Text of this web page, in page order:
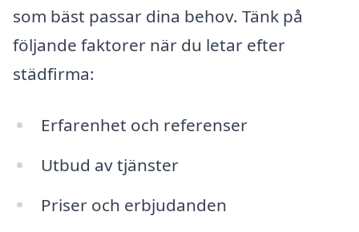
som bäst passar dina behov. Tänk på
följande faktorer när du letar efter
städfirma:
Erfarenhet och referenser
Utbud av tjänster
Priser och erbjudanden